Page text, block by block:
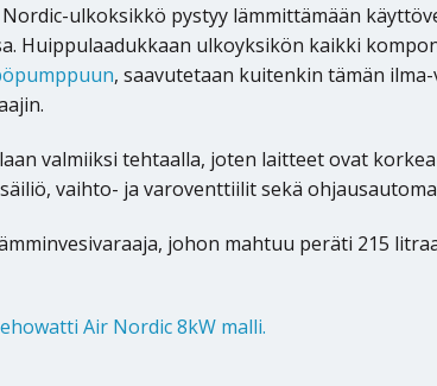
ulkoksikkö pystyy lämmittämään
Huippulaadukkaan ulkoyksikön kaikki
, saavutetaan kuitenkin tämän
valmiiksi tehtaalla, joten laitteet ovat
vaihto- ja varoventtiilit sekä
johon mahtuu peräti 215
Air Nordic 8kW malli.